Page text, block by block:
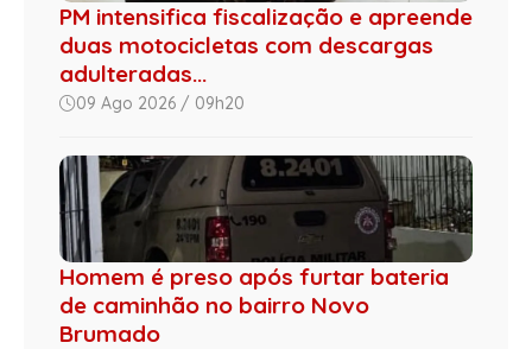
PM intensifica fiscalização e apreende
duas motocicletas com descargas
adulteradas...
09 Ago 2026 / 09h20
Homem é preso após furtar bateria
de caminhão no bairro Novo
Brumado